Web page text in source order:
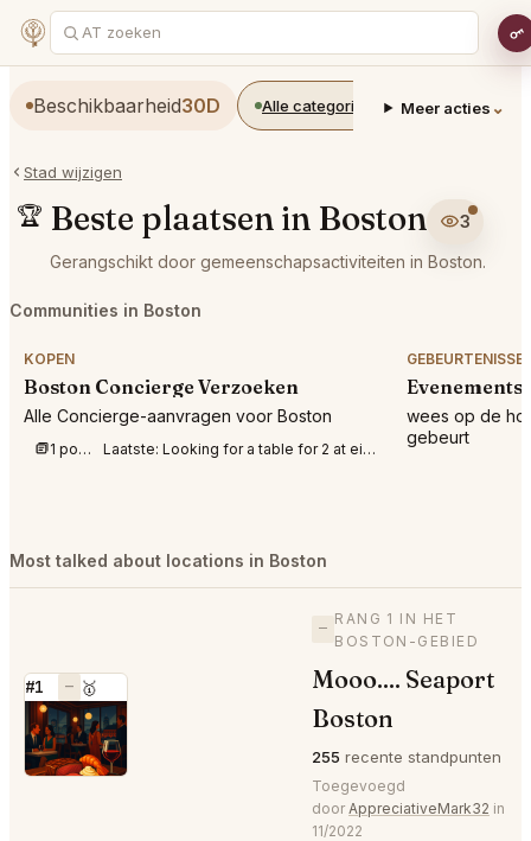
Beschikbaarheid30D Alle categorieën Restaurants
Meer acties ⌄
Stad wijzigen
🏆 Beste plaatsen in Boston
3
Gerangschikt door gemeenschapsactiviteiten in Boston.
Communities in Boston
KOPEN
Boston Concierge Verzoeken
Alle Concierge-aanvragen voor Boston
1 post deze week Laatste:Looking for a table for 2 at either de Nautilus of Lola 41 op Nantucket voor zaterdag
Evenements
wees op de
gebeurt
Most talked about locations in Boston
#1 — 🥇
⭐
—
RANG 1 IN HET
BOSTON-GEBIED
Mooo.... Seaport
Boston
255 recente standpunten
Toegevoegd
door AppreciativeMark32 in
11/2022